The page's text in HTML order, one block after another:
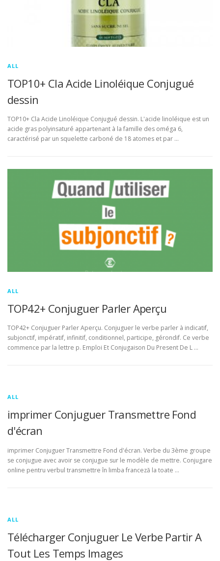
ALL
TOP10+ Cla Acide Linoléique Conjugué
dessin
TOP10+ Cla Acide Linoléique Conjugué dessin. L'acide linoléique est un
acide gras polyinsaturé appartenant à la famille des oméga 6,
caractérisé par un squelette carboné de 18 atomes et par …
ALL
TOP42+ Conjuguer Parler Aperçu
TOP42+ Conjuguer Parler Aperçu. Conjuguer le verbe parler à indicatif,
subjonctif, impératif, infinitif, conditionnel, participe, gérondif. Ce verbe
commence par la lettre p. Emploi Et Conjugaison Du Present De L …
ALL
imprimer Conjuguer Transmettre Fond
d'écran
imprimer Conjuguer Transmettre Fond d'écran. Verbe du 3ème groupe
se conjugue avec avoir se conjugue sur le modèle de mettre. Conjugare
online pentru verbul transmettre în limba franceză la toate …
ALL
Télécharger Conjuguer Le Verbe Partir A
Tout Les Temps Images